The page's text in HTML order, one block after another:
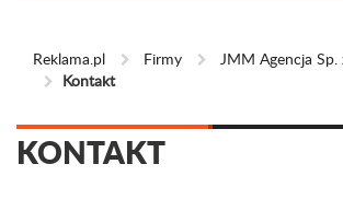
Reklama.pl Firmy
JMM Agencja Sp.
Kontakt
KONTAKT